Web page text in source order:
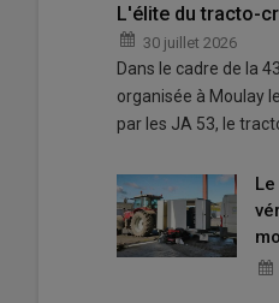
L'élite du tracto-
30 juillet 2026
Dans le cadre de la
organisée à Moulay
par les JA 53, le